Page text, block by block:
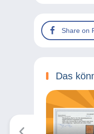
Share on
Das